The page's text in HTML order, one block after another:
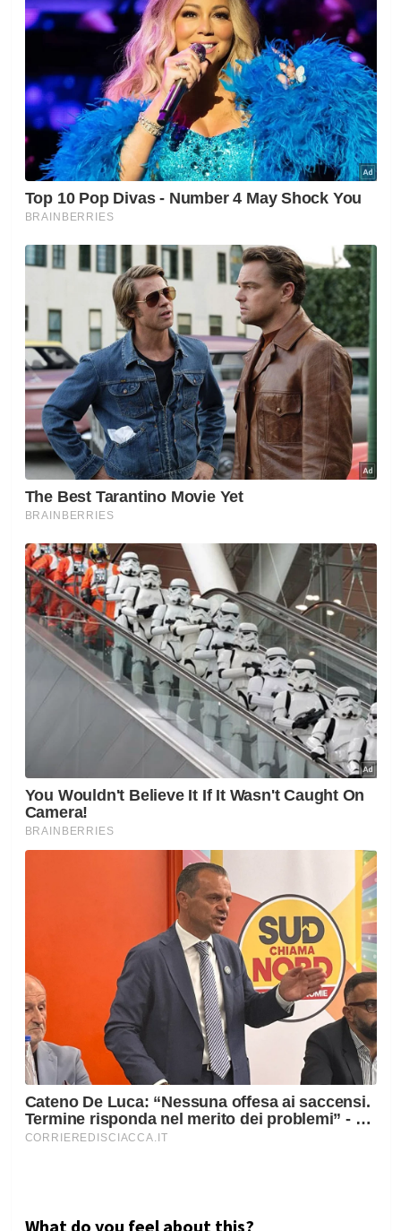
What do you feel about this?